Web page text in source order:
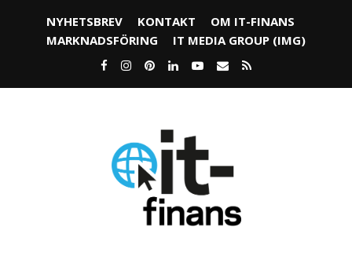
NYHETSBREV KONTAKT
OM IT-FINANS
MARKNADSFÖRING
IT MEDIA GROUP (IMG)